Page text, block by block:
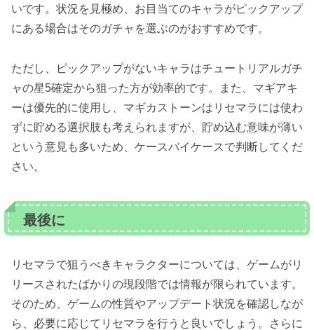
いです。状況を見極め、お目当てのキャラがピックアップ
にある場合はそのガチャを選ぶのがおすすめです。
ただし、ピックアップがないキャラはチュートリアルガチ
ャの星5確定から狙った方が効率的です。また、マギアキ
ーは優先的に使用し、マギカストーンはリセマラには使わ
ずに貯める選択肢も考えられますが、貯め込む意味が薄い
という意見も多いため、ケースバイケースで判断してくだ
さい。
最後に
リセマラで狙うべきキャラクターについては、ゲームがリ
リースされたばかりの現段階では情報が限られています。
そのため、ゲームの性質やアップデート状況を確認しなが
ら、必要に応じてリセマラを行うと良いでしょう。さらに